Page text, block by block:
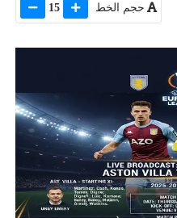
حجم الخط 15